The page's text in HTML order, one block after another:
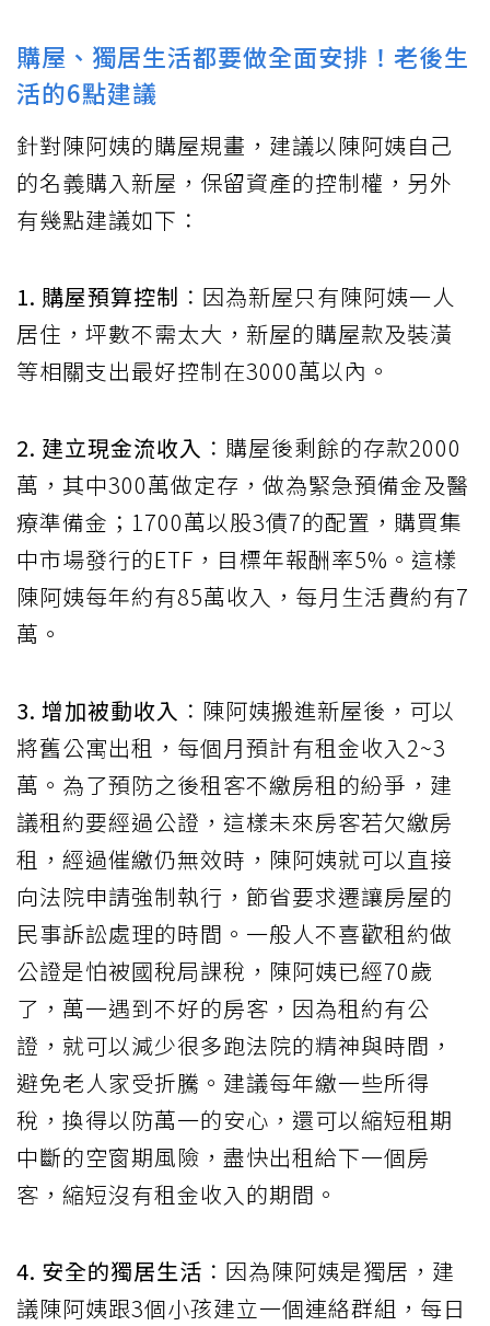
購屋、獨居生活都要做全面安排！老後生
活的6點建議
針對陳阿姨的購屋規畫，建議以陳阿姨自己
的名義購入新屋，保留資產的控制權，另外
有幾點建議如下：
1. 購屋預算控制 ：因為新屋只有陳阿姨一人
居住，坪數不需太大，新屋的購屋款及裝潢
等相關支出最好控制在3000萬以內。
2. 建立現金流收入 ：購屋後剩餘的存款2000
萬，其中300萬做定存，做為緊急預備金及醫
療準備金；1700萬以股3債7的配置，購買集
中市場發行的ETF，目標年報酬率5%。這樣
陳阿姨每年約有85萬收入，每月生活費約有7
萬。
3. 增加被動收入 ：陳阿姨搬進新屋後，可以
將舊公寓出租，每個月預計有租金收入2~3
萬。為了預防之後租客不繳房租的紛爭，建
議租約要經過公證，這樣未來房客若欠繳房
租，經過催繳仍無效時，陳阿姨就可以直接
向法院申請強制執行，節省要求遷讓房屋的
民事訴訟處理的時間。一般人不喜歡租約做
公證是怕被國稅局課稅，陳阿姨已經70歲
了，萬一遇到不好的房客，因為租約有公
證，就可以減少很多跑法院的精神與時間，
避免老人家受折騰。建議每年繳一些所得
稅，換得以防萬一的安心，還可以縮短租期
中斷的空窗期風險，盡快出租給下一個房
客，縮短沒有租金收入的期間。
4. 安全的獨居生活 ：因為陳阿姨是獨居，建
議陳阿姨跟3個小孩建立一個連絡群組，每日